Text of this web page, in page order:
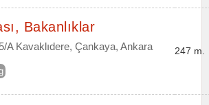
Bakanlıklar
A Kavaklıdere, Çankaya, Ankara 247 m.